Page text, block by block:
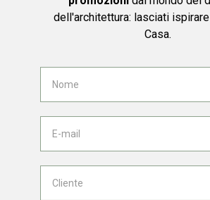
dell'architettura: lasciati
Casa.